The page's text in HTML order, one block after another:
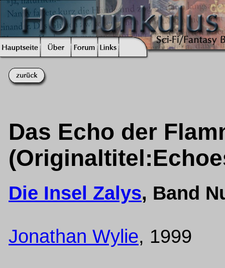
Das Echo der
Die Insel Zalys, Band
Jonathan Wylie, 1999